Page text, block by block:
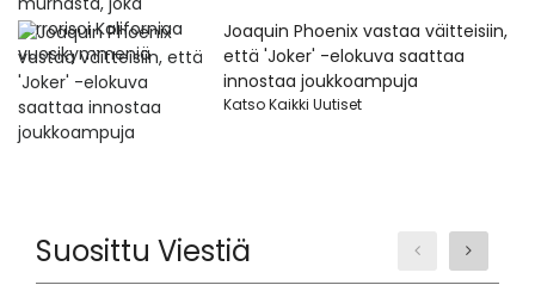
Joaquin Phoenix vastaa väitteisiin,
että 'Joker' -elokuva saattaa
innostaa joukkoampuja
Katso Kaikki Uutiset
Suosittu Viestiä